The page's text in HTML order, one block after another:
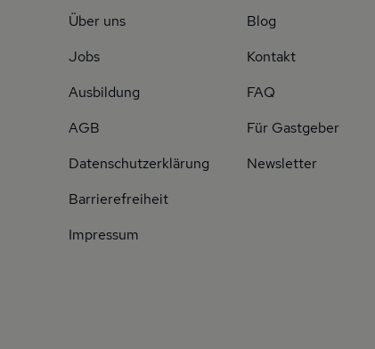
Über uns
Jobs
Ausbildung
AGB
Datenschutzerklärung
Barrierefreiheit
Impressum
Blog
Kontakt
FAQ
Für Gastgeber
Newsletter